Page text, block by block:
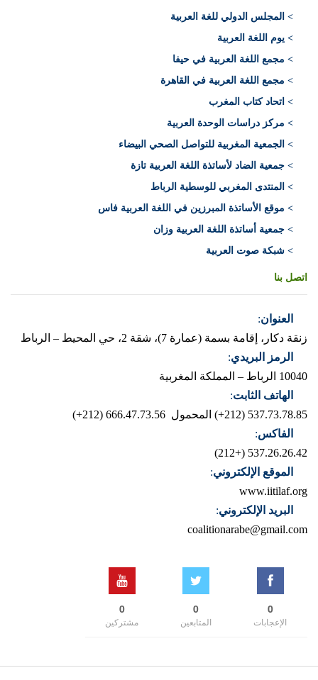
> المجلس الدولي للغة العربية
> يوم اللغة العربية
> مجمع اللغة العربية في حيفا
> مجمع اللغة العربية في القاهرة
> اتحاد كتاب المغرب
> مركز دراسات الوحدة العربية
> الجمعية المغربية للتواصل الصحي البيضاء
> جمعية الضاد لأساتذة اللغة العربية تازة
> المنتدى المغربي للوسطية الرباط
> موقع الأساتذة المبرزين في اللغة العربية فاس
> جمعية أساتذة اللغة العربية وزان
> شبكة صوت العربية
اتصل بنا
العنوان:
زنقة دكار، إقامة بسمة (عمارة 7)، شقة 2، حي المحيط – الرباط
الرمز البريدي:
10040 الرباط – المملكة المغربية
الهاتف الثابت:
537.73.78.85 (212+)
المحمول 666.47.73.56 (212+)
الفاكس:
537.26.26.42 (+212)
الموقع الإلكتروني:
www.iitilaf.org
البريد الإلكتروني:
coalitionarabe@gmail.com
0
الإعجابات
0
المتابعين
0
مشتركين